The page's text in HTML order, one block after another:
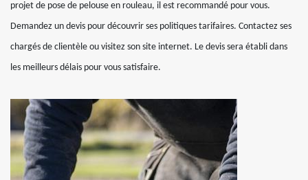
projet de pose de pelouse en rouleau, il est recommandé pour vous.
Demandez un devis pour découvrir ses politiques tarifaires. Contactez ses
chargés de clientèle ou visitez son site internet. Le devis sera établi dans
les meilleurs délais pour vous satisfaire.